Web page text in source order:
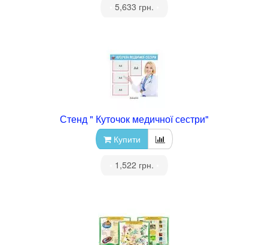
5,633 грн.
Стенд " Куточок медичної сестри"
Купити
1,522 грн.